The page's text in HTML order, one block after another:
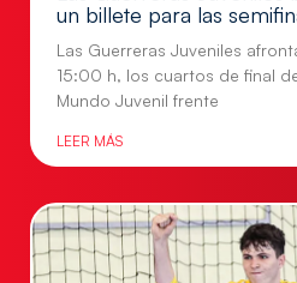
un billete para las
Las Guerreras Juveniles
15:00 h, los cuartos de final
Mundo Juvenil frente
LEER MÁS